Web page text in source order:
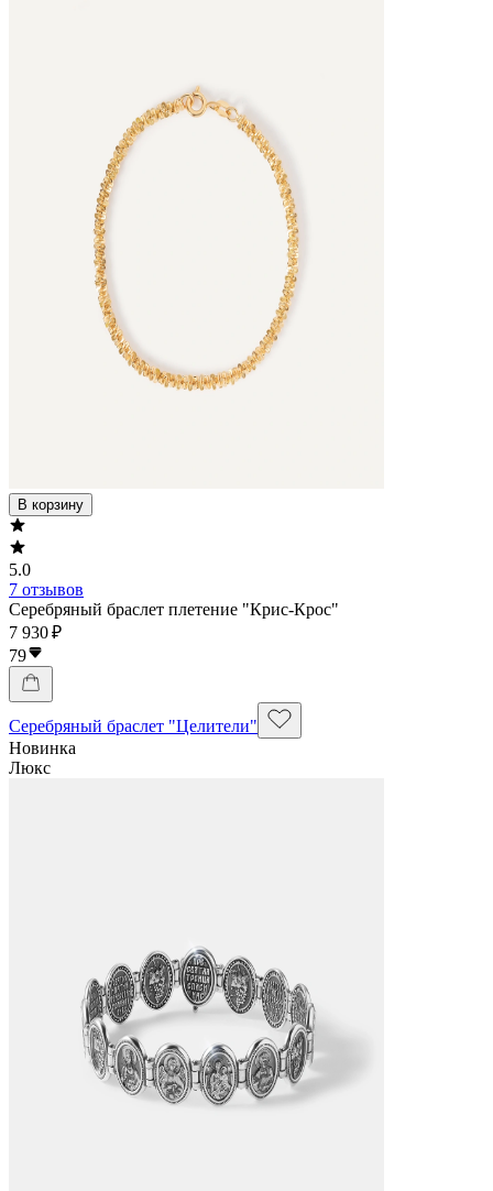
В корзину
5.0
7 отзывов
Серебряный браслет плетение "Крис-Крос"
7 930 ₽
79
Серебряный браслет "Целители"
Новинка
Люкс